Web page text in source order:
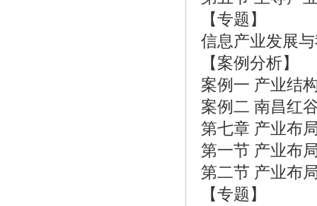
【专题】
信息产业发展
【案例分析】
案例一 产业结
案例二 南昌红
第七章 产业布
第一节 产业布
第二节 产业布
【专题】